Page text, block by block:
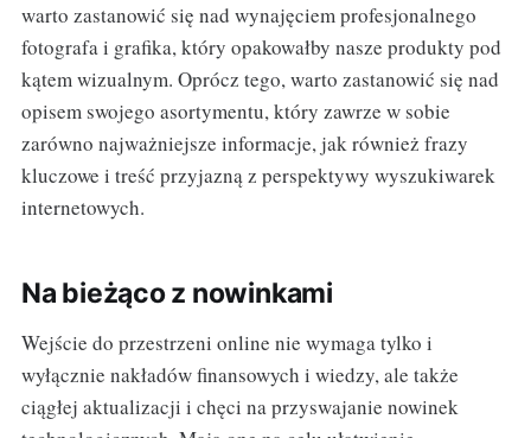
warto zastanowić się nad wynajęciem profesjonalnego
fotografa i grafika, który opakowałby nasze produkty pod
kątem wizualnym. Oprócz tego, warto zastanowić się nad
opisem swojego asortymentu, który zawrze w sobie
zarówno najważniejsze informacje, jak również frazy
kluczowe i treść przyjazną z perspektywy wyszukiwarek
internetowych.
Na bieżąco z nowinkami
Wejście do przestrzeni online nie wymaga tylko i
wyłącznie nakładów finansowych i wiedzy, ale także
ciągłej aktualizacji i chęci na przyswajanie nowinek